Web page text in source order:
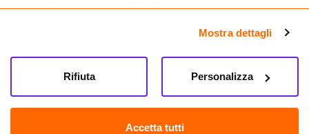
partner che si occupano di analisi dei dati web, pubblicità e
informazioni che hai fornito loro o che hanno raccolto dal
tuo utilizzo dei loro servizi.
Mostra dettagli
Accetta tutti
Personalizza
Rifiuta
Farma.it S.a.s. P. IVA 07417261216 REA: NA-884088
CREDITS
Sede legale Via delle Repubbliche Marinare 128, 80147 Napoli